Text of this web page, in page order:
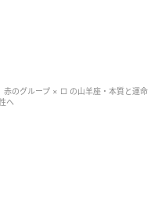
赤のグループ × □ の山羊座・本質と運命
へ